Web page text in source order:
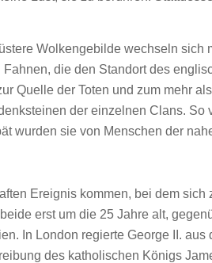
Wolkengebilde wechseln sich
die den Standort des
Quelle der Toten und zum mehr
der einzelnen Clans.
wurden sie von Menschen der
Ereignis kommen, bei dem
erst um die 25 Jahre alt,
In London regierte George II.
des katholischen Königs